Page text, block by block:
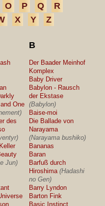
O P Q
R
X Y Z
One
des
Jun)
B
Der Baader Meinhof
Komplex
Baby Driver
Babylon - Rausch
der Ekstase
(Babylon)
Baise-moi
Die Ballade von
Narayama
(Narayama bushiko)
Bananas
Baran
Barfuß durch
Hiroshima (Hadashi
no Gen)
Barry Lyndon
Barton Fink
Basic Instinct